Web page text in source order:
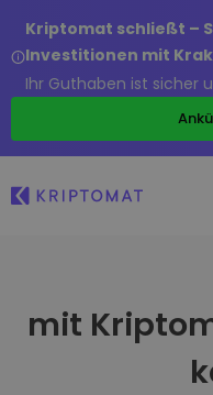
Kriptomat schließt –
Investitionen mit
Ihr Guthaben ist sicher
mit